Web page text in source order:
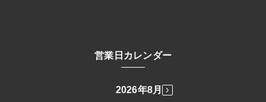
営業日カレンダー
2026年8月